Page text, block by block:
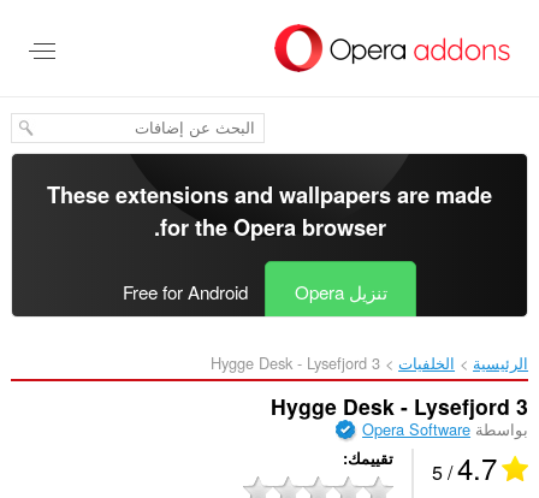
المحتوى
These extensions and wallpapers are made
for theOpera browser
.
تنزيل Opera Free for Android
الرئيسية الخلفيات Hygge Desk - Lysefjord 3‎
Hygge Desk - Lysefjord 3
بواسطة Opera Software
4.7
/ 5 تقييمك